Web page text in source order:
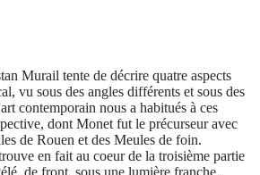
Murail tente de décrire quatre aspects
vu sous des angles différents et sous des
contemporain nous a habitués à ces
dont Monet fut le précurseur avec
de Rouen et des Meules de foin.
en fait au coeur de la troisième partie